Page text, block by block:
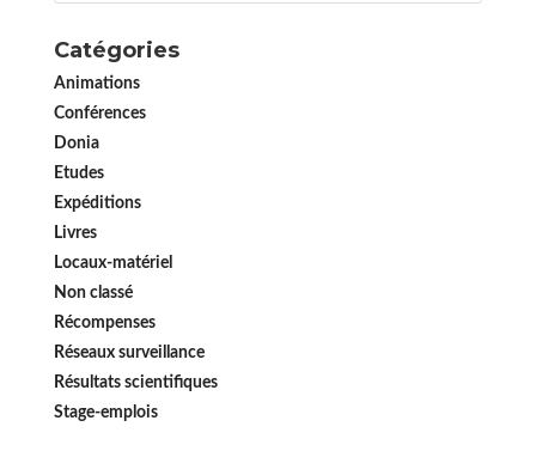
Catégories
Animations
Conférences
Donia
Etudes
Expéditions
Livres
Locaux-matériel
Non classé
Récompenses
Réseaux surveillance
Résultats scientifiques
Stage-emplois